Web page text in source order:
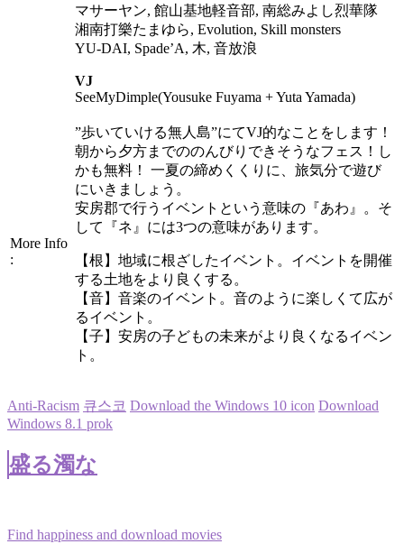
マサーヤン, 館山基地軽音部, 南総みよし烈華隊
湘南打樂たまゆら, Evolution, Skill monsters
YU-DAI, Spade’A, 木, 音放浪
VJ
SeeMyDimple(Yousuke Fuyama + Yuta Yamada)
More Info
:
”歩いていける無人島”にてVJ的なことをします！
朝から夕方までののんびりできそうなフェス！し
かも無料！ 一夏の締めくくりに、旅気分で遊び
にいきましょう。
安房郡で行うイベントという意味の『あわ』。そ
して『ネ』には3つの意味があります。
【根】地域に根ざしたイベント。イベントを開催
する土地をより良くする。
【音】音楽のイベント。音のように楽しくて広が
るイベント。
【子】安房の子どもの未来がより良くなるイベン
ト。
Anti-Racism 큐스코 Download the Windows 10 icon Download
Windows 8.1 prok
盛る濁な
Find happiness and download movies